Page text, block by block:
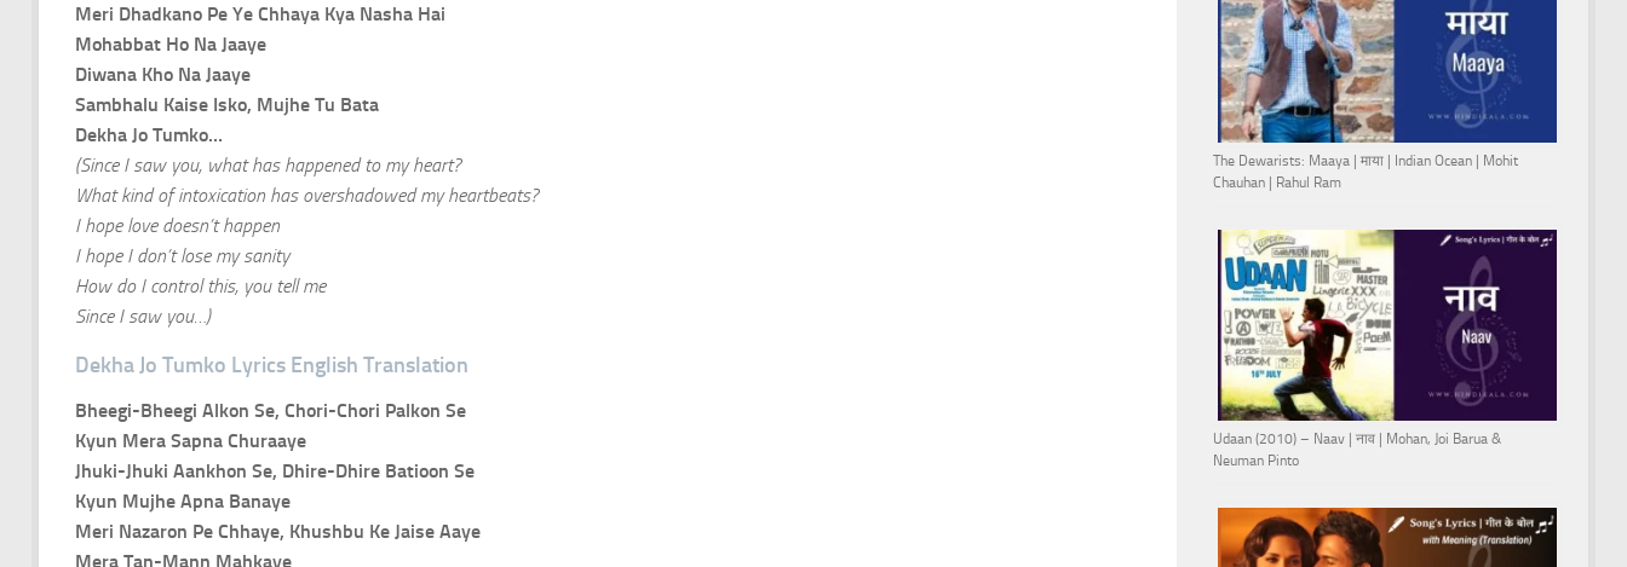
Meri Dhadkano Pe Ye Chhaya Kya Nasha Hai
Mohabbat Ho Na Jaaye
Diwana Kho Na Jaaye
Sambhalu Kaise Isko, Mujhe Tu Bata
Dekha Jo Tumko…
(Since I saw you, what has happened to my heart?
What kind of intoxication has overshadowed my heartbeats?
I hope love doesn’t happen
I hope I don’t lose my sanity
How do I control this, you tell me
Since I saw you…)
Dekha Jo Tumko Lyrics English Translation
Bheegi-Bheegi Alkon Se, Chori-Chori Palkon Se
Kyun Mera Sapna Churaaye
Jhuki-Jhuki Aankhon Se, Dhire-Dhire Batioon Se
Kyun Mujhe Apna Banaye
Meri Nazaron Pe Chhaye, Khushbu Ke Jaise Aaye
Mera Tan-Mann Mahkaye
The Dewarists: Maaya | माया | Indian Ocean | Mohit
Chauhan | Rahul Ram
Udaan (2010) – Naav | नाव | Mohan, Joi Barua &
Neuman Pinto